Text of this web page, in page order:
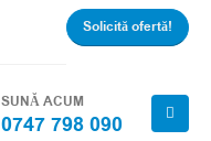
Solicită ofertă!
SUNĂ ACUM
0747 798 090